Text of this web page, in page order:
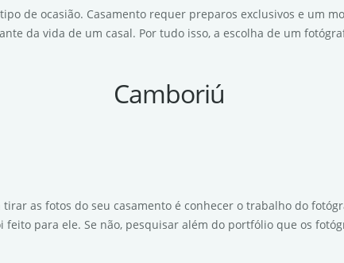
de ocasião. Casamento requer preparos exclusivos e um
da vida de um casal. Por tudo isso, a escolha de um
Camboriú
as fotos do seu casamento é conhecer o trabalho do
para ele. Se não, pesquisar além do portfólio que os